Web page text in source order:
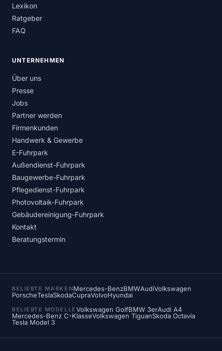
Lexikon
Ratgeber
FAQ
UNTERNEHMEN
Über uns
Presse
Jobs
Partner werden
Firmenkunden
Handwerk & Gewerbe
E-Fuhrpark
Außendienst-Fuhrpark
Baugewerbe-Fuhrpark
Pflegedienst-Fuhrpark
Photovoltaik-Fuhrpark
Gebäudereinigung-Fuhrpark
Kontakt
Beratungstermin
BELIEBTE MARKENMercedes-BenzBMWAudiVolkswagen
PorscheTeslaSkodaCupraVolvoHyundai
BELIEBTE MODELLE Volkswagen GolfBMW 3erAudi A4
Mercedes-Benz C-KlasseVolkswagen TiguanSkoda Octavia
Tesla Model 3